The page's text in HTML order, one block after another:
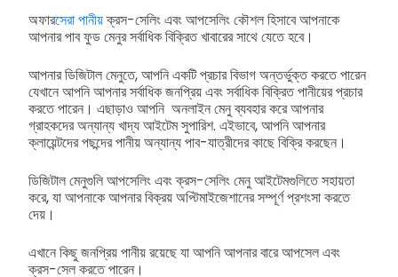
অফারসেরা পানীয়ক্রস-সেলিং এবং আপসেলিং কৌশল হিসাবে আপনাকে
আপনার পাব ফুড মেনুর সর্বাধিক বিক্রিত খাবারের সাথে যেতে হবে।
আপনার ডিজিটাল মেনুতে, আপনি একটি প্রচার বিভাগ অন্তর্ভুক্ত করতে পারেন
যেখানে আপনি আপনার সর্বাধিক জনপ্রিয় এবং সর্বাধিক বিক্রিত পানীয়ের প্রচার
করতে পারেন। এছাড়াও আপনি অনলাইন মেনু ব্যবহার করে আপনার
গ্রাহকদের অন্যান্য খাদ্য আইটেম সুপারিশ. এইভাবে, আপনি আপনার
ক্লায়েন্টদের পছন্দের পানীয় অন্যান্য পাব-যাত্রীদের কাছে বিক্রি করছেন।
ডিজিটাল মেনুগুলি আপসেলিং এবং ক্রস-সেলিং মেনু আইটেমগুলিতে সহায়তা
করে, যা আপনাকে আপনার বিক্রয় অপ্টিমাইজেশানের সম্পূর্ণ প্রশংসা করতে
দেয়।
এখানে কিছু জনপ্রিয় পানীয় রয়েছে যা আপনি আপনার বারে আপসেল এবং
ক্রস-সেল করতে পারেন।